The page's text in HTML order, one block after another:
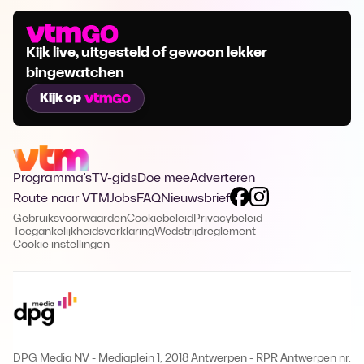
Kijk live, uitgesteld of gewoon lekker
bingewatchen
Kijk op
Programma's TV-gidsDoe meeAdverteren
Route naar VTMJobsFAQNieuwsbrief
GebruiksvoorwaardenCookiebeleid Privacybeleid
ToegankelijkheidsverklaringWedstrijdreglement
Cookie instellingen
DPG Media NV - Mediaplein 1, 2018 Antwerpen - RPR Antwerpen nr.